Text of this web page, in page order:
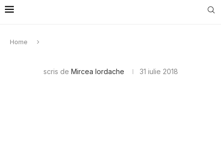
Home
scris de Mircea Iordache 31 iulie 2018